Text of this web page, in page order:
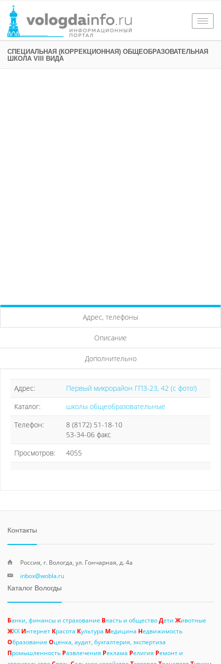
СПЕЦИАЛЬНАЯ (КОРРЕКЦИОННАЯ) ОБЩЕОБРАЗОВАТЕЛЬНАЯ
ШКОЛА VIII ВИДА
Адрес, телефоны
Описание
Дополнительно
Адрес:
Первый микрорайон ГПЗ-23, 42 (с фото!)
Каталог:
школы общеобразовательные
Телефон:
8 (8172) 51-18-10
53-34-06 факс
Просмотров:
4055
Контакты
Россия, г. Вологда, ул. Гончарная, д. 4а
inbox@wobla.ru
Каталог Вологды
Банки, финансы и страхование Власть и обществоДети Животные
ЖКХ Интернет Красота Культура Медицина Недвижимость
Образование Оценка, аудит, бухгалтерия, экспертиза
Промышленность Развлечения Реклама Религия Ремонт и